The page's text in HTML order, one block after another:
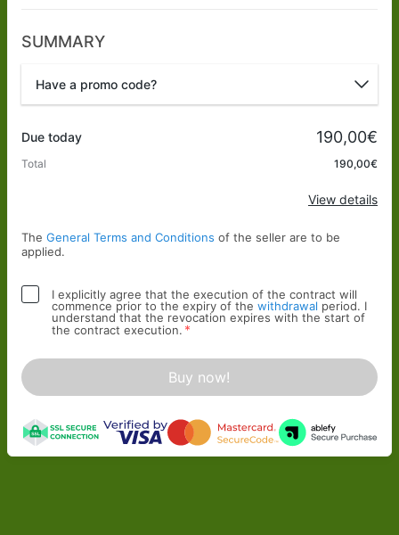
SUMMARY
Have a promo code?
Due today 190,00€
Total 190,00€
View details
The General Terms and Conditions of the seller are to be
applied.
I explicitly agree that the execution of the contract will
commence prior to the expiry of the withdrawal period. I
understand that the revocation expires with the start of
the contract execution. *
Buy now!